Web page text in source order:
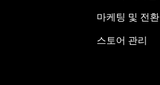
마케팅 및 전환
스토어 관리